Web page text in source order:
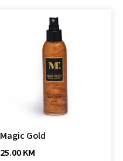
Magic Gold
25.00KM